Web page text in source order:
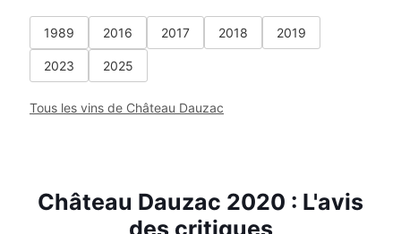
1989 2016 2017 2018 2019
2023 2025
Tous les vins de Château Dauzac
Château Dauzac 2020 : L'avis
des critiques